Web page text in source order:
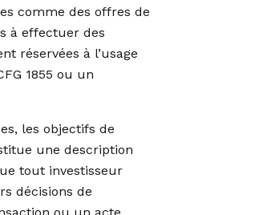
comme des offres de
à effectuer des
réservées à l’usage
1855 ou un
les objectifs de
une description
tout investisseur
décisions de